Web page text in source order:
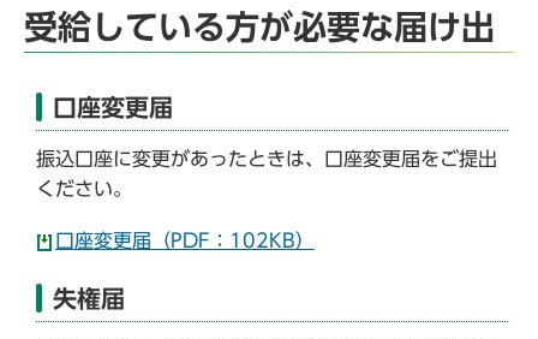
受給している方が必要な届け出
口座変更届
振込口座に変更があったときは、口座変更届をご提出
ください。
口座変更届（PDF：102KB）
失権届